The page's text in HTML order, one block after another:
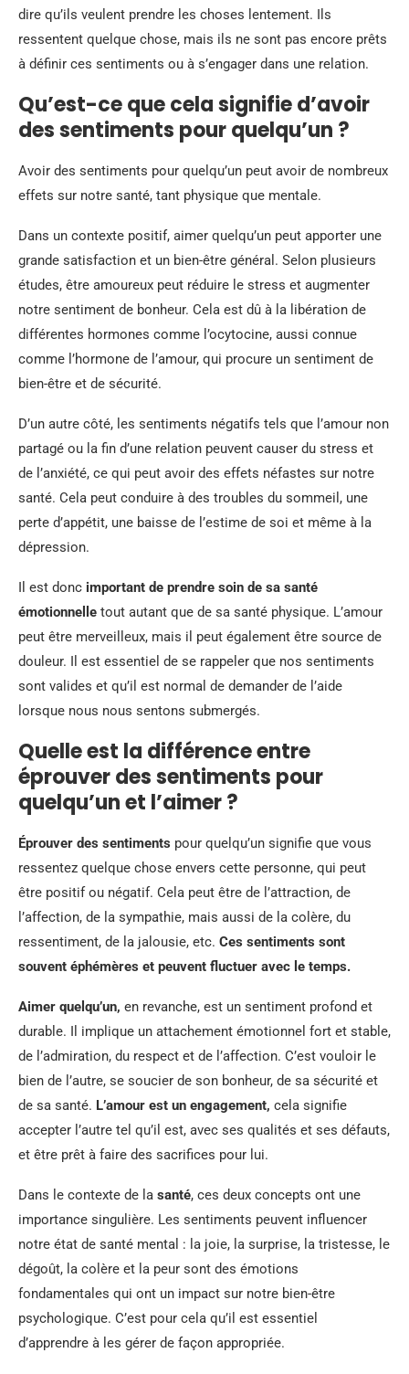
dire qu’ils veulent prendre les choses lentement. Ils
ressentent quelque chose, mais ils ne sont pas encore prêts
à définir ces sentiments ou à s’engager dans une relation.
Qu’est-ce que cela signifie d’avoir
des sentiments pour quelqu’un ?
Avoir des sentiments pour quelqu’un peut avoir de nombreux
effets sur notre santé, tant physique que mentale.
Dans un contexte positif, aimer quelqu’un peut apporter une
grande satisfaction et un bien-être général. Selon plusieurs
études, être amoureux peut réduire le stress et augmenter
notre sentiment de bonheur. Cela est dû à la libération de
différentes hormones comme l’ocytocine, aussi connue
comme l’hormone de l’amour, qui procure un sentiment de
bien-être et de sécurité.
D’un autre côté, les sentiments négatifs tels que l’amour non
partagé ou la fin d’une relation peuvent causer du stress et
de l’anxiété, ce qui peut avoir des effets néfastes sur notre
santé. Cela peut conduire à des troubles du sommeil, une
perte d’appétit, une baisse de l’estime de soi et même à la
dépression.
Il est donc important de prendre soin de sa santé
émotionnelle tout autant que de sa santé physique. L’amour
peut être merveilleux, mais il peut également être source de
douleur. Il est essentiel de se rappeler que nos sentiments
sont valides et qu’il est normal de demander de l’aide
lorsque nous nous sentons submergés.
Quelle est la différence entre
éprouver des sentiments pour
quelqu’un et l’aimer ?
Éprouver des sentiments pour quelqu’un signifie que vous
ressentez quelque chose envers cette personne, qui peut
être positif ou négatif. Cela peut être de l’attraction, de
l’affection, de la sympathie, mais aussi de la colère, du
ressentiment, de la jalousie, etc. Ces sentiments sont
souvent éphémères et peuvent fluctuer avec le temps.
Aimer quelqu’un, en revanche, est un sentiment profond et
durable. Il implique un attachement émotionnel fort et stable,
de l’admiration, du respect et de l’affection. C’est vouloir le
bien de l’autre, se soucier de son bonheur, de sa sécurité et
de sa santé. L’amour est un engagement, cela signifie
accepter l’autre tel qu’il est, avec ses qualités et ses défauts,
et être prêt à faire des sacrifices pour lui.
Dans le contexte de la santé, ces deux concepts ont une
importance singulière. Les sentiments peuvent influencer
notre état de santé mental : la joie, la surprise, la tristesse, le
dégoût, la colère et la peur sont des émotions
fondamentales qui ont un impact sur notre bien-être
psychologique. C’est pour cela qu’il est essentiel
d’apprendre à les gérer de façon appropriée.